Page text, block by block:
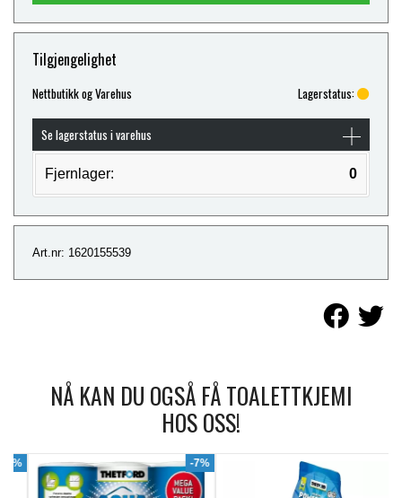
Tilgjengelighet
Nettbutikk og Varehus Lagerstatus:
Se lagerstatus i varehus
Fjernlager: 0
Art.nr: 1620155539
NÅ KAN DU OGSÅ FÅ TOALETTKJEMI
HOS OSS!
-7%